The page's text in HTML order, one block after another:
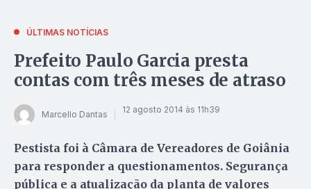
ÚLTIMAS NOTÍCIAS
Prefeito Paulo Garcia presta
contas com três meses de atraso
Marcello Dantas 12 agosto 2014 às 11h39
Pestista foi à Câmara de Vereadores de Goiânia
para responder a questionamentos. Segurança
pública e a atualização da planta de valores